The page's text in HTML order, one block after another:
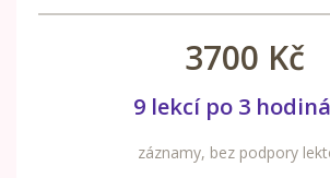
3700 Kč
9 lekcí po 3
záznamy, bez podpory